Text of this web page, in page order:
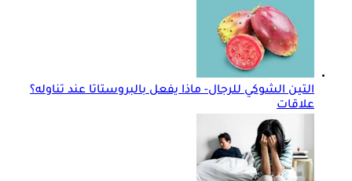
التين الشوكي للرجال- ماذا يفعل بالبروستاتا عند تناوله؟
علاقات